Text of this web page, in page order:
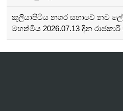
කුලියාපිටිය නගර සභාවේ නව
මහත්මිය 2026.07.13 දින